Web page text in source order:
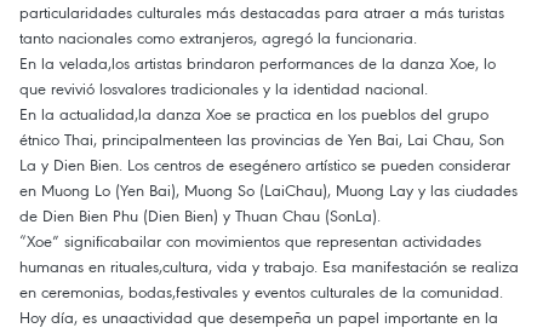
particularidades culturales más destacadas para atraer a más turistas
tanto nacionales como extranjeros, agregó la funcionaria.
En la velada,los artistas brindaron performances de la danza Xoe, lo
que revivió losvalores tradicionales y la identidad nacional.
En la actualidad,la danza Xoe se practica en los pueblos del grupo
étnico Thai, principalmenteen las provincias de Yen Bai, Lai Chau, Son
La y Dien Bien. Los centros de esegénero artístico se pueden considerar
en Muong Lo (Yen Bai), Muong So (LaiChau), Muong Lay y las ciudades
de Dien Bien Phu (Dien Bien) y Thuan Chau (SonLa).
“Xoe” significabailar con movimientos que representan actividades
humanas en rituales,cultura, vida y trabajo. Esa manifestación se realiza
en ceremonias, bodas,festivales y eventos culturales de la comunidad.
Hoy día, es unaactividad que desempeña un papel importante en la